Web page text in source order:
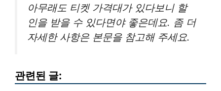
아무래도 티켓 가격대가 있다보니 할
인을 받을 수 있다면야 좋은데요. 좀 더
자세한 사항은 본문을 참고해 주세요.
관련된 글: